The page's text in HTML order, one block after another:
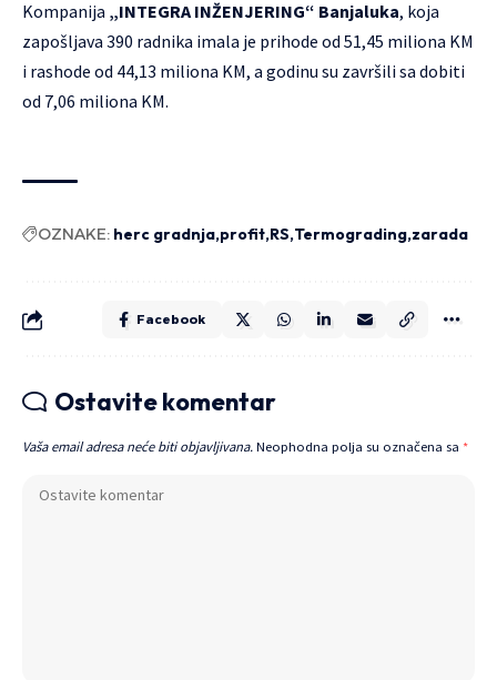
Kompanija „INTEGRA INŽENJERING“ Banjaluka, koja
zapošljava 390 radnika imala je prihode od 51,45 miliona KM
i rashode od 44,13 miliona KM, a godinu su završili sa dobiti
od 7,06 miliona KM.
OZNAKE: herc gradnja profit RS Termograding zarada
Facebook
Ostavite komentar
Vaša email adresa neće biti objavljivana. Neophodna polja su označena sa *